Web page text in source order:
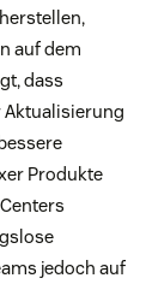
auf dem
dass
Aktualisierung
Produkte
jedoch auf